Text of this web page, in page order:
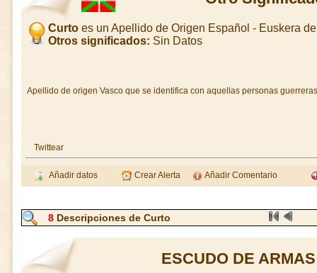
Curto es un Apellido de Origen Español - Euskera
Otros significados: Sin Datos
Apellido de origen Vasco que se identifica con aquellas personas
Twittear
Añadir datos Crear Alerta Añadir Comentario
8Descripciones de Curto
ESCUDO DE